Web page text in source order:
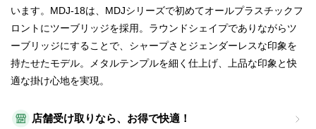
店舗受け取りなら、お得で快適！
います。MDJ-18は、MDJシリーズで初めてオールプラスチックフ
ロントにツーブリッジを採用。ラウンドシェイプでありながらツ
ーブリッジにすることで、シャープさとジェンダーレスな印象を
持たせたモデル。メタルテンプルを細く仕上げ、上品な印象と快
適な掛け心地を実現。